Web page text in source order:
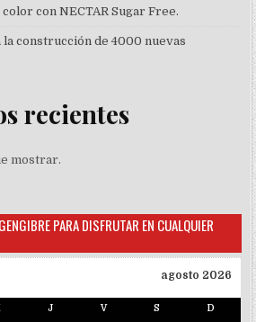
con NECTAR Sugar Free.
construcción de 4000 nuevas
recientes
mostrar.
PARA DISFRUTAR EN CUALQUIER
agosto 2026
J V S D